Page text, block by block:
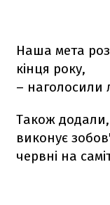
Наша мета
кінця року,
– наголосили
Також додали,
виконує
червні на